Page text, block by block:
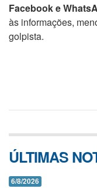
Facebook e
às informações,
golpista.
ÚLTIMAS
6/8/2026